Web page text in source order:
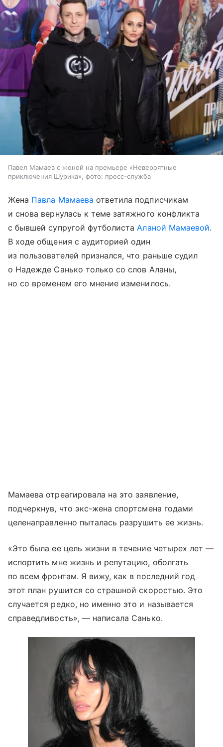
Павел Мамаев с женой на премьере «Невероятные
приключения Шурика», фото: пресс-служба
Жена Павла Мамаева ответила подписчикам
и снова вернулась к теме затяжного конфликта
с бывшей супругой футболиста Аланой Мамаевой.
В ходе общения с аудиторией один
из пользователей признался, что раньше судил
о Надежде Санько только со слов Аланы,
но со временем его мнение изменилось.
Мамаева отреагировала на это заявление,
подчеркнув, что экс-жена спортсмена годами
целенаправленно пыталась разрушить ее жизнь.
«Это была ее цель жизни в течение четырех лет —
испортить мне жизнь и репутацию, оболгать
по всем фронтам. Я вижу, как в последний год
этот план рушится со страшной скоростью. Это
случается редко, но именно это и называется
справедливость», — написала Санько.